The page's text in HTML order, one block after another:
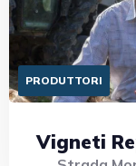
PRODUTTORI
Vigneti